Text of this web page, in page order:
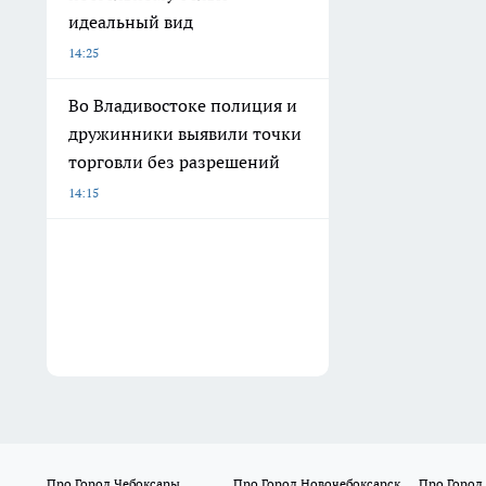
идеальный вид
14:25
Во Владивостоке полиция и
дружинники выявили точки
торговли без разрешений
14:15